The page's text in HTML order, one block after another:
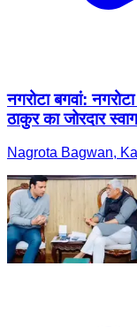
नगरोटा बगवां:
ठाकुर का जोरदार
Nagrota Bagwan,